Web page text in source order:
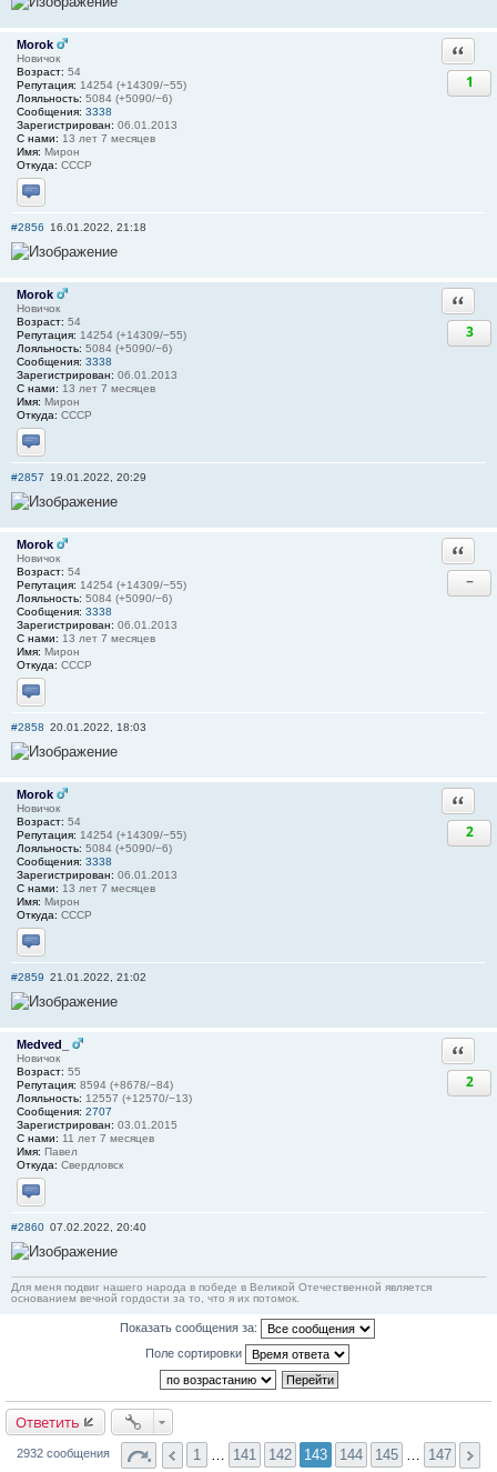
Morok
Новичок
Возраст: 54
Репутация: 14254 (+14309/−55)
Лояльность: 5084 (+5090/−6)
Сообщения: 3338
Зарегистрирован: 06.01.2013
С нами: 13 лет 7 месяцев
Имя: Мирон
Откуда: СССР
Отправить личное сообщение
1
#2856 16.01.2022, 21:18
Morok
Новичок
Возраст: 54
Репутация: 14254 (+14309/−55)
Лояльность: 5084 (+5090/−6)
Сообщения: 3338
Зарегистрирован: 06.01.2013
С нами: 13 лет 7 месяцев
Имя: Мирон
Откуда: СССР
Отправить личное сообщение
3
#2857 19.01.2022, 20:29
Morok
Новичок
Возраст: 54
Репутация: 14254 (+14309/−55)
Лояльность: 5084 (+5090/−6)
Сообщения: 3338
Зарегистрирован: 06.01.2013
С нами: 13 лет 7 месяцев
Имя: Мирон
Откуда: СССР
Отправить личное сообщение
−
#2858 20.01.2022, 18:03
Morok
Новичок
Возраст: 54
Репутация: 14254 (+14309/−55)
Лояльность: 5084 (+5090/−6)
Сообщения: 3338
Зарегистрирован: 06.01.2013
С нами: 13 лет 7 месяцев
Имя: Мирон
Откуда: СССР
Отправить личное сообщение
2
#2859 21.01.2022, 21:02
Medved_
Новичок
Возраст: 55
Репутация: 8594 (+8678/−84)
Лояльность: 12557 (+12570/−13)
Сообщения: 2707
Зарегистрирован: 03.01.2015
С нами: 11 лет 7 месяцев
Имя: Павел
Откуда: Свердловск
Отправить личное сообщение
2
#2860 07.02.2022, 20:40
Для меня подвиг нашего народа в победе в Великой Отечественной является
основанием вечной гордости за то, что я их потомок.
Показать сообщения за:
Поле сортировки
Ответить
2932 сообщения 1 … 141 142 143 144 145 … 147